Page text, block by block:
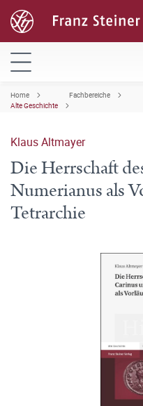
Home Fachbereiche
Alte Geschichte
Klaus Altmayer
Die Herrschaft
Numerianus als
Tetrarchie